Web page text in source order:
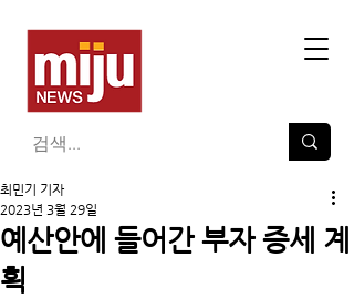
예산안에 들어간 부자 증세 계
획
최민기 기자
2023년 3월 29일